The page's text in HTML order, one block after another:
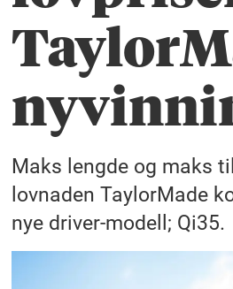
Maks lengde og maks
lovnaden TaylorMade
nye driver-modell; Qi35.